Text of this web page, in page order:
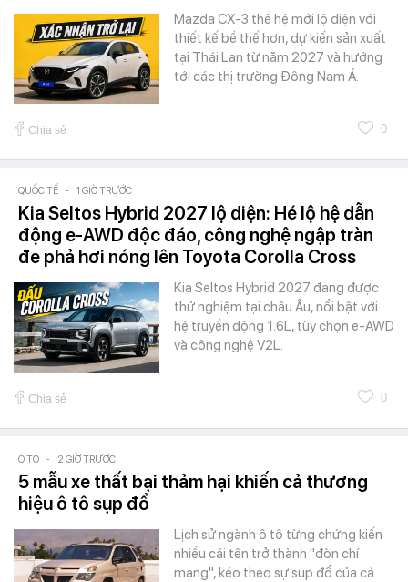
Mazda CX-3 thế hệ mới lộ diện với
thiết kế bề thế hơn, dự kiến sản xuất
tại Thái Lan từ năm 2027 và hướng
tới các thị trường Đông Nam Á.
Chia sẻ 0
QUỐC TẾ - 1 GIỜ TRƯỚC
Kia Seltos Hybrid 2027 lộ diện: Hé lộ hệ dẫn
động e-AWD độc đáo, công nghệ ngập tràn
đe phả hơi nóng lên Toyota Corolla Cross
Kia Seltos Hybrid 2027 đang được
thử nghiệm tại châu Âu, nổi bật với
hệ truyền động 1.6L, tùy chọn e-AWD
và công nghệ V2L.
Chia sẻ 0
Ô TÔ - 2 GIỜ TRƯỚC
5 mẫu xe thất bại thảm hại khiến cả thương
hiệu ô tô sụp đổ
Lịch sử ngành ô tô từng chứng kiến
nhiều cái tên trở thành "đòn chí
mạng", kéo theo sự sụp đổ của cả